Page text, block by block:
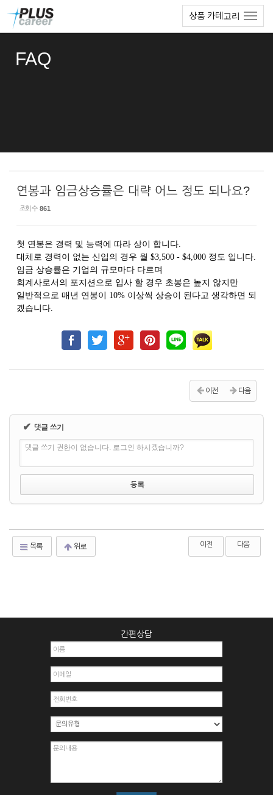
상품 카테고리
FAQ
연봉과 임금상승률은 대략 어느 정도 되나요?
조회 수 861
첫 연봉은 경력 및 능력에 따라 상이 합니다.
대체로 경력이 없는 신입의 경우 월 $3,500 - $4,000 정도 입니다.
임금 상승률은 기업의 규모마다 다르며
회계사로서의 포지션으로 입사 할 경우 초봉은 높지 않지만
일반적으로 매년 연봉이 10% 이상씩 상승이 된다고 생각하면 되
겠습니다.
이전 다음
✔ 댓글 쓰기
댓글 쓰기 권한이 없습니다. 로그인 하시겠습니까?
목록 위로 이전 다음
간편상담